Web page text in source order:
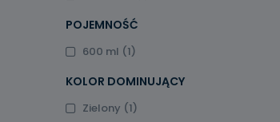
POJEMNOŚĆ
600 ml (1)
KOLOR DOMINUJĄCY
Zielony (1)